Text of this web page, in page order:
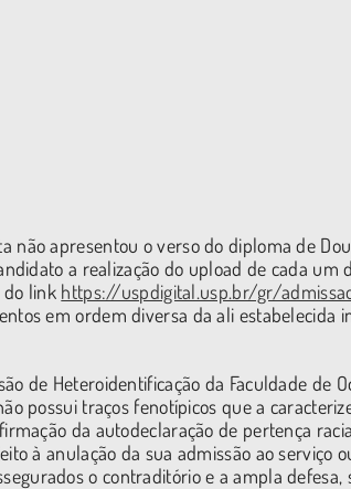
não apresentou o verso do diploma de
a realização do upload de cada um
do link https://uspdigital.usp.br/gr/
em ordem diversa da ali estabelecida
de Heteroidentificação da Faculdade de
possui traços fenotípicos que a
da autodeclaração de pertença
à anulação da sua admissão ao serviço
o contraditório e a ampla defesa,